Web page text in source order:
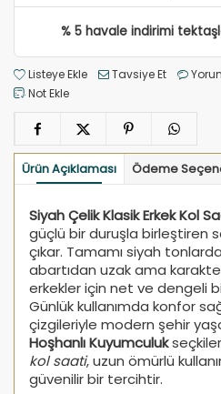
% 5 havale indirimi
Listeye Ekle Tavsiye Et
Not Ekle
Ürün Açıklaması Ödeme
Siyah Çelik Klasik Erkek Kol
güçlü bir duruşla birleştiren
çıkar. Tamamı siyah
abartıdan uzak ama
erkekler için net ve dengeli
Günlük kullanımda konfor
çizgileriyle modern şehir
Hoşhanlı Kuyumculuk
kol saati, uzun ömürlü
güvenilir bir tercihtir.